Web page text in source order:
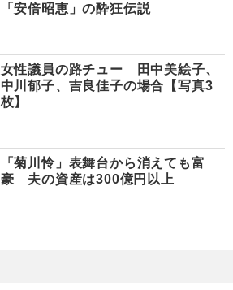
「安倍昭恵」の酔狂伝説
女性議員の路チュー 田中美絵子、
中川郁子、吉良佳子の場合【写真3
枚】
「菊川怜」表舞台から消えても富
豪 夫の資産は300億円以上